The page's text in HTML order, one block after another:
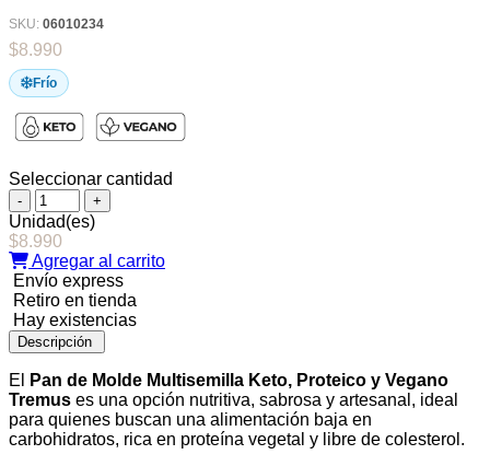
SKU: 06010234
$8.990
Frío
Seleccionar cantidad
Pan
de
Molde
Multisemilla
Keto,
Proteico
y
Vegano,
450
g,
Tremus
cantidad
Unidad(es)
$8.990
Agregar al carrito
Envío express
Retiro en tienda
Hay existencias
Descripción
El
Pan de Molde Multisemilla Keto, Proteico y Vegano
Tremus es una opción nutritiva, sabrosa y artesanal, ideal
para quienes buscan una alimentación baja en
carbohidratos, rica en proteína vegetal y libre de colesterol.